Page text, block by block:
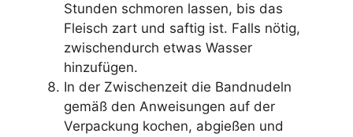
Stunden schmoren lassen, bis das
Fleisch zart und saftig ist. Falls nötig,
zwischendurch etwas Wasser
hinzufügen.
In der Zwischenzeit die Bandnudeln
gemäß den Anweisungen auf der
Verpackung kochen, abgießen und